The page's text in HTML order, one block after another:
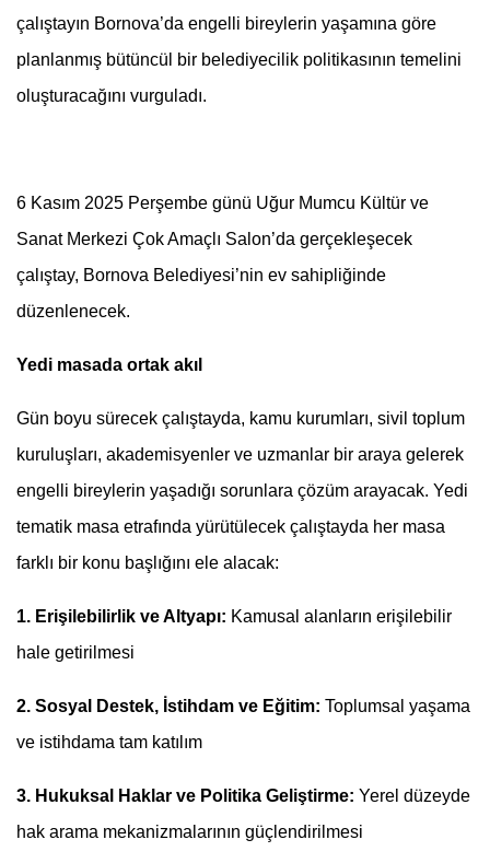
çalıştayın Bornova’da engelli bireylerin yaşamına göre
planlanmış bütüncül bir belediyecilik politikasının temelini
oluşturacağını vurguladı.
6 Kasım 2025 Perşembe günü Uğur Mumcu Kültür ve
Sanat Merkezi Çok Amaçlı Salon’da gerçekleşecek
çalıştay, Bornova Belediyesi’nin ev sahipliğinde
düzenlenecek.
Yedi masada ortak akıl
Gün boyu sürecek çalıştayda, kamu kurumları, sivil toplum
kuruluşları, akademisyenler ve uzmanlar bir araya gelerek
engelli bireylerin yaşadığı sorunlara çözüm arayacak. Yedi
tematik masa etrafında yürütülecek çalıştayda her masa
farklı bir konu başlığını ele alacak:
1. Erişilebilirlik ve Altyapı: Kamusal alanların erişilebilir
hale getirilmesi
2. Sosyal Destek, İstihdam ve Eğitim: Toplumsal yaşama
ve istihdama tam katılım
3. Hukuksal Haklar ve Politika Geliştirme: Yerel düzeyde
hak arama mekanizmalarının güçlendirilmesi